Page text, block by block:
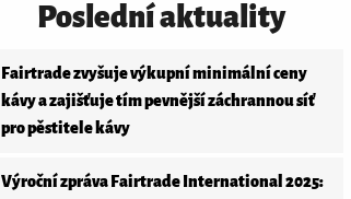
Poslední aktuality
Fairtrade zvyšuje výkupní minimální ceny
kávy a zajišťuje tím pevnější záchrannou síť
pro pěstitele kávy
Výroční zpráva Fairtrade International 2025: